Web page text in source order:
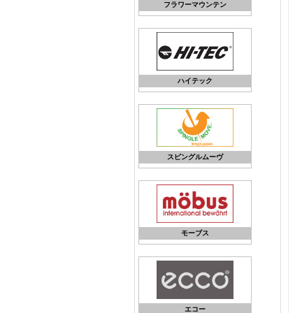
フラワーマウンテン
ハイテック
スピングルムーヴ
モーブス
エコー